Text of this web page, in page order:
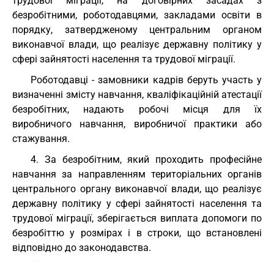
безробітними, роботодавцями, закладами освіти в
порядку, затвердженому центральним органом
виконавчої влади, що реалізує державну політику у
сфері зайнятості населення та трудової міграції.
Роботодавці - замовники кадрів беруть участь у
визначенні змісту навчання, кваліфікаційній атестації
безробітних, надають робочі місця для їх
виробничого навчання, виробничої практики або
стажування.
4. За безробітним, який проходить професійне
навчання за направленням територіальних органів
центрального органу виконавчої влади, що реалізує
державну політику у сфері зайнятості населення та
трудової міграції, зберігається виплата допомоги по
безробіттю у розмірах і в строки, що встановлені
відповідно до законодавства.